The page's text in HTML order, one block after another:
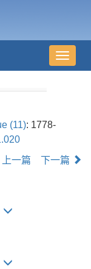
导
航
(11): 1778-
上一篇 下一篇